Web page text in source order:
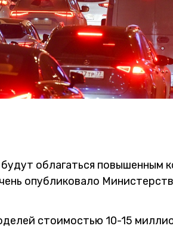
облагаться повышенным
опубликовало
стоимостью 10-15